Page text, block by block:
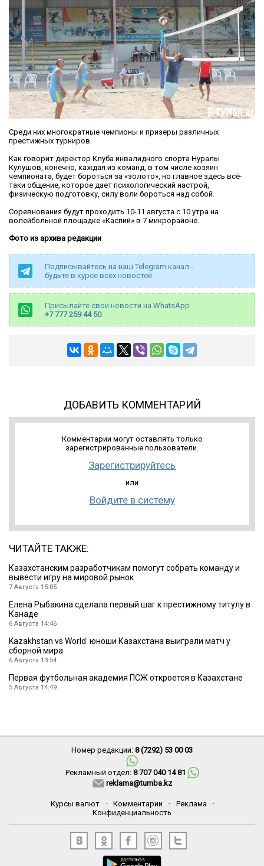
Среди них многократные чемпионы и призеры различных
престижных турниров.
Как говорит директор Клуба инвалидного спорта Нуралы
Кулушов, конечно, каждая из команд, в том числе хозяин
чемпионата, будет бороться за «золото», но главное здесь всё-
таки общение, которое дает психологический настрой,
физическую подготовку, силу воли бороться над собой.
Соревнования будут проходить 10-11 августа с 10 утра на
волейбольной площадке «Каспий» в 7 микрорайоне.
Фото из архива редакции
Подписывайтесь на наш Telegram канал -
будьте в курсе всех новостей
Присылайте свои новости на WhatsApp
+7 777 259 44 50
ДОБАВИТЬ КОММЕНТАРИЙ
Комментарии могут оставлять только
зарегистрированные пользователи.
Зарегистрируйтесь
или
Войдите в систему
ЧИТАЙТЕ ТАКЖЕ:
Казахстанским разработчикам помогут собрать команду и
вывести игру на мировой рынок
7 Августа 15:05
Елена Рыбакина сделала первый шаг к престижному титулу в
Канаде
6 Августа 14:46
Kazakhstan vs World: юноши Казахстана выиграли матч у
сборной мира
6 Августа 13:54
Первая футбольная академия ПСЖ откроется в Казахстане
5 Августа 14:49
Номер редакции: 8 (7292) 53 00 03
Рекламный отдел: 8 707 040 14 81
reklama@tumba.kz
Курсы валют · Комментарии · Реклама
·
Конфиденциальность